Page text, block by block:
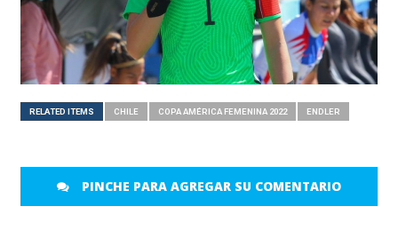
RELATED ITEMS CHILE COPA AMÉRICA FEMENINA 2022 ENDLER
PINCHE PARA AGREGAR SU COMENTARIO